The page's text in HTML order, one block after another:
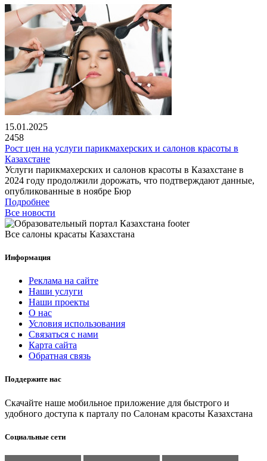
15.01.2025
2458
Рост цен на услуги парикмахерских и салонов красоты в
Казахстане
Услуги парикмахерских и салонов красоты в Казахстане в
2024 году продолжили дорожать, что подтверждают данные,
опубликованные в ноябре Бюр
Подробнее
Все новости
Все салоны красаты Казахстана
Информация
Реклама на сайте
Наши услуги
Наши проекты
О нас
Условия использования
Связаться с нами
Карта сайта
Обратная связь
Поддержите нас
Скачайте наше мобильное приложение для быстрого и
удобного доступа к парталу по Салонам красоты Казахстана
Социальные сети